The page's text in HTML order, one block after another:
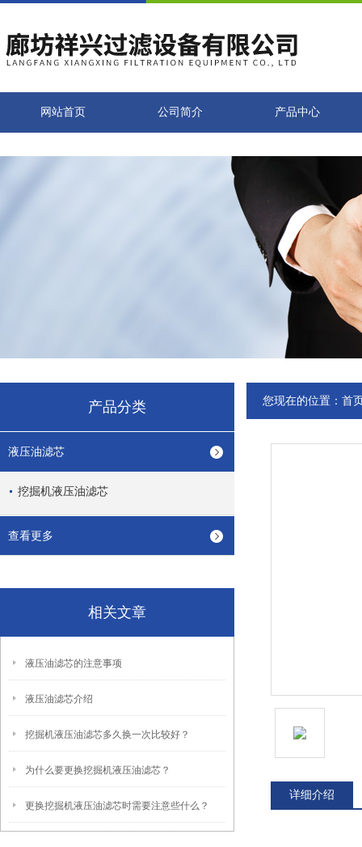
网站首页 公司简介 产品中心
产品分类
液压油滤芯
挖掘机液压油滤芯
查看更多
相关文章
液压油滤芯的注意事项
液压油滤芯介绍
挖掘机液压油滤芯多久换一次比较好？
为什么要更换挖掘机液压油滤芯？
更换挖掘机液压油滤芯时需要注意些什么？
您现在的位置： 首
详细介绍